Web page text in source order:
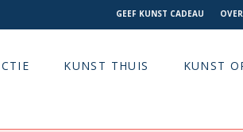
GEEF KUNST CADEAU
KUNST THUIS KUNST